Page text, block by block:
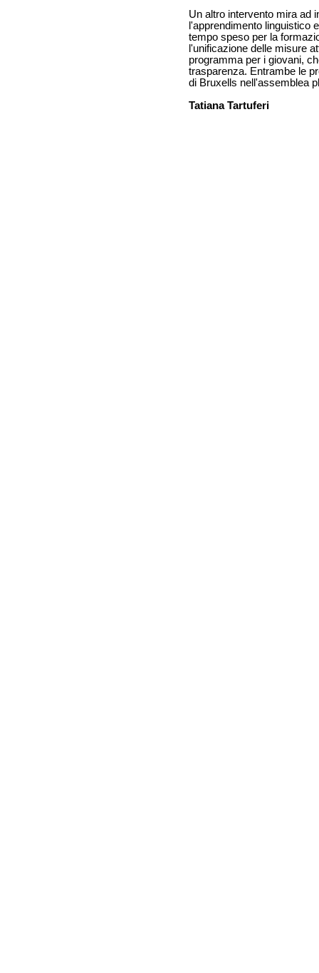
Un altro intervento mira ad
l'apprendimento linguistico
tempo speso per la
l'unificazione delle misure
programma per i giovani,
trasparenza. Entrambe le
di Bruxells nell'assemblea
Tatiana Tartuferi